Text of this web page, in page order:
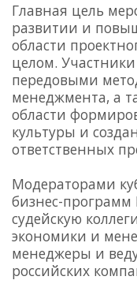
Главная цель
развитии и
области
целом.
передовыми
менеджмента, а
области
культуры и
ответственных
Модераторами
бизнес-программ
судейскую
экономики и
менеджеры и
российских